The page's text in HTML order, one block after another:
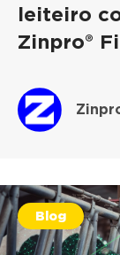
leiteiro
Zinpro®
Blog